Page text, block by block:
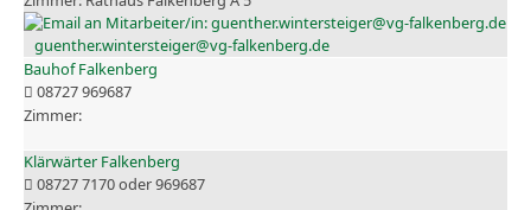
guenther.wintersteiger@vg-falkenberg.de
Bauhof Falkenberg
08727 969687
Klärwärter Falkenberg
08727 7170 oder 969687